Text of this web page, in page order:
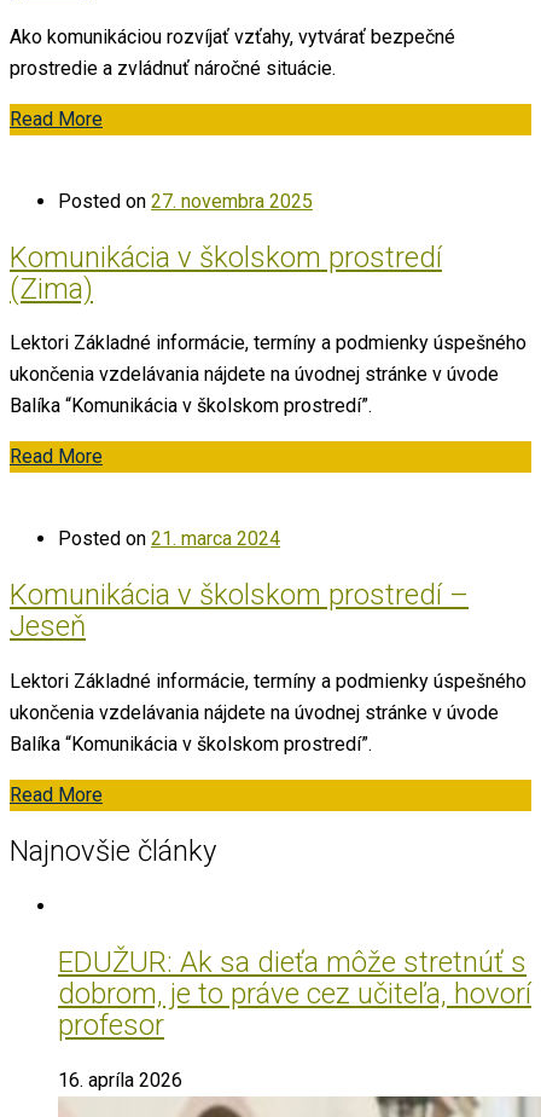
Ako komunikáciou rozvíjať vzťahy, vytvárať bezpečné
prostredie a zvládnuť náročné situácie.
Read More
Posted on 27. novembra 2025
Komunikácia v školskom prostredí
(Zima)
Lektori Základné informácie, termíny a podmienky úspešného
ukončenia vzdelávania nájdete na úvodnej stránke v úvode
Balíka “Komunikácia v školskom prostredí”.
Read More
Posted on 21. marca 2024
Komunikácia v školskom prostredí –
Jeseň
Lektori Základné informácie, termíny a podmienky úspešného
ukončenia vzdelávania nájdete na úvodnej stránke v úvode
Balíka “Komunikácia v školskom prostredí”.
Read More
Najnovšie články
EDUŽUR: Ak sa dieťa môže stretnúť s
dobrom, je to práve cez učiteľa, hovorí
profesor
16. apríla 2026